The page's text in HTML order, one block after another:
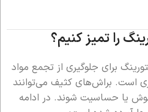
را تمیز کنیم؟
برای جلوگیری از تجمع مواد
است. براش‌های کثیف می‌توانند
یا حساسیت شوند. در ادامه